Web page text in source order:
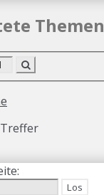
Themen
Treffer